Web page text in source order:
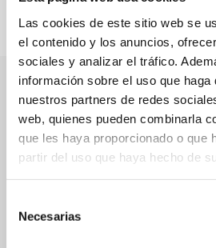
Las cookies de este sitio web se
el contenido y los anuncios,
sociales y analizar el tráfico.
información sobre el uso que haga
nuestros partners de redes
web, quienes pueden combinarla
que les haya proporcionado o que
partir del uso que haya hecho de
Necesarias
Altres